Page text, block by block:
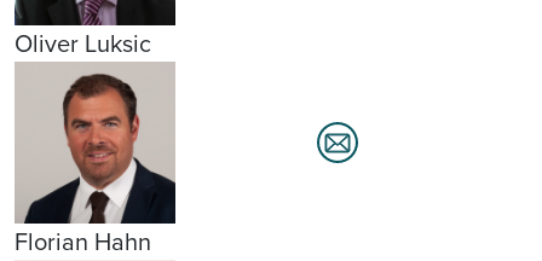
Oliver Luksic
Florian Hahn